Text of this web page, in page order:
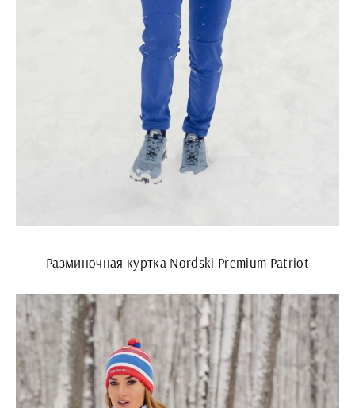
Разминочная куртка Nordski Premium Patriot